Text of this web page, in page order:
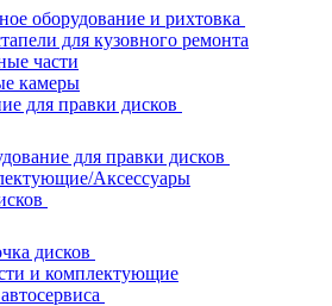
оборудование и рихтовка
для кузовного ремонта
части
камеры
для правки дисков
для правки дисков
Аксессуары
дисков
и комплектующие